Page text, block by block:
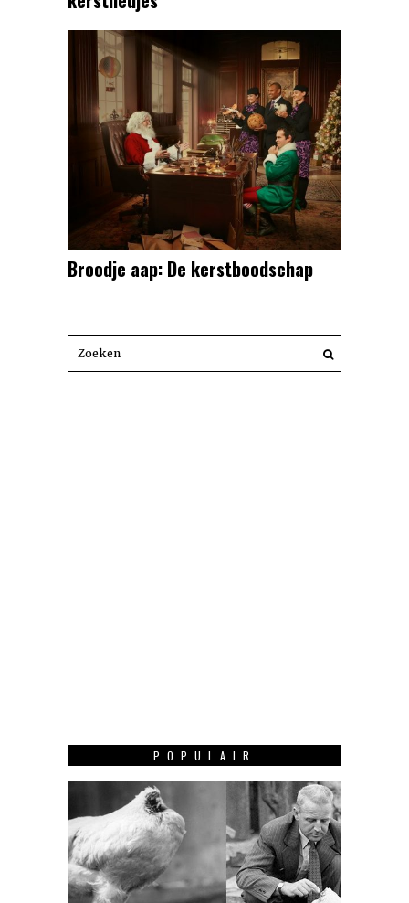
Broodje aap: De kerstboodschap
POPULAIR